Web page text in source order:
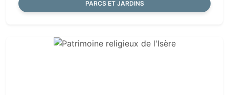
PARCS ET JARDINS